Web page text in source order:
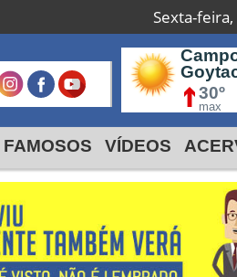
Sexta-
19º
min
30º
max
FAMOSOS VÍDEOS